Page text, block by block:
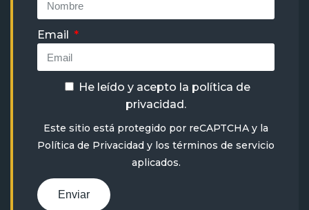
Email
He leído y acepto la política de
privacidad .
Este sitio está protegido por reCAPTCHA y la
Política de Privacidad y los términos de servicio
aplicados.
Enviar